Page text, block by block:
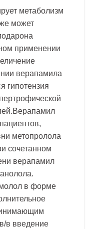
метаболизм
может
применении
верапамила
гипотензия
метопролола
сочетанном
верапамил
в форме
в введение